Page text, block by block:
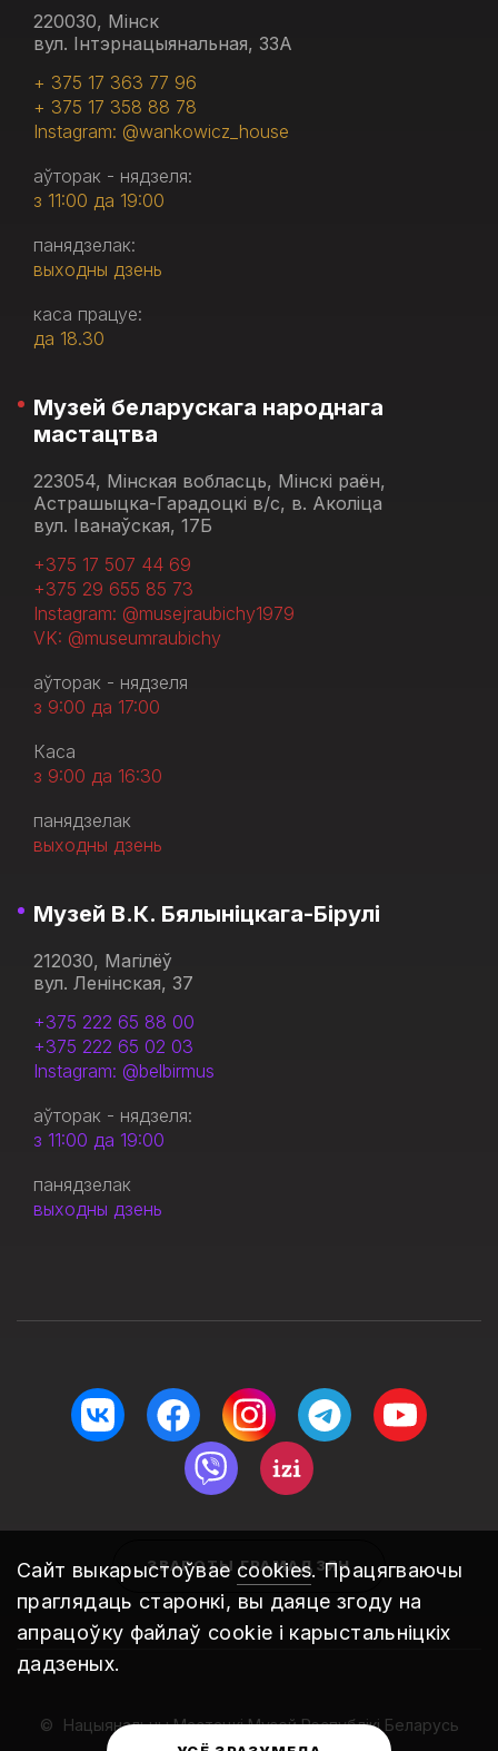
Сайт выкарыстоўвае cookies. Працягваючы
праглядаць старонкі, вы даяце згоду на
апрацоўку файлаў cookie і карыстальніцкіх
дадзеных.
220030, Мінск
вул. Інтэрнацыянальная, 33А
+ 375 17 363 77 96
+ 375 17 358 88 78
Instagram: @wankowicz_house
аўторак - нядзеля:
з 11:00 да 19:00
панядзелак:
выходны дзень
каса працуе:
да 18.30
Музей беларускага народнага
мастацтва
223054, Мінская вобласць, Мінскі раён,
Астрашыцка-Гарадоцкі в/с, в. Аколіца
вул. Іванаўская, 17Б
+375 17 507 44 69
+375 29 655 85 73
Instagram: @musejraubichy1979
VK: @museumraubichy
аўторак - нядзеля
з 9:00 да 17:00
Каса
з 9:00 да 16:30
панядзелак
выходны дзень
Музей В.К. Бялыніцкага-Бірулі
212030, Магілёў
вул. Ленінская, 37
+375 222 65 88 00
+375 222 65 02 03
Instagram: @belbirmus
аўторак - нядзеля:
з 11:00 да 19:00
панядзелак
выходны дзень
ЗВАРОТЫ ГРАМАДЗЯН
Нацыянальны Мастацкі Музей Рэспублікі Беларусь
2010 – 2026